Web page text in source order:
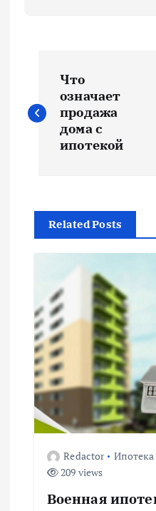
а
г
а
и
я
п
о
Что
означает
продажа
дома с
ипотекой
Related Posts
Redactor Ипотека
209 views
Военная